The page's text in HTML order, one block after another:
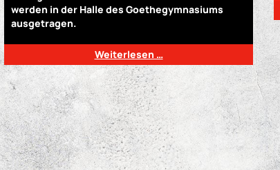
werden in der Halle des Goethegymnasiums
ausgetragen.
Weiterlesen …